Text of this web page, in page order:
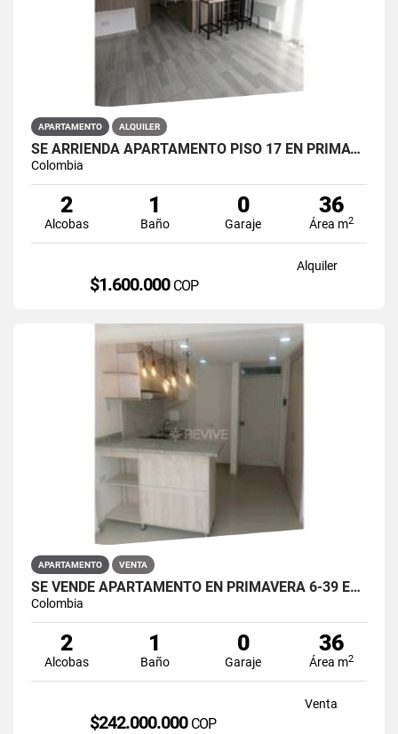
APARTAMENTO ALQUILER
SE ARRIENDA APARTAMENTO PISO 17 EN PRIMAVERA 6-39 PUENTE ARANDA
Colombia
2
Alcobas
1
Baño
0
Garaje
36
Área m2
Alquiler
$1.600.000 COP
APARTAMENTO VENTA
SE VENDE APARTAMENTO EN PRIMAVERA 6-39 ET 2 PUENTE ARANDA
Colombia
2
Alcobas
1
Baño
0
Garaje
36
Área m2
Venta
$242.000.000 COP